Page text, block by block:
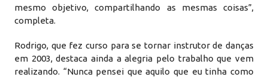
mesmo objetivo, compartilhando as mesmas coisas”,
completa.
Rodrigo, que fez curso para se tornar instrutor de danças
em 2003, destaca ainda a alegria pelo trabalho que vem
realizando. “Nunca pensei que aquilo que eu tinha como